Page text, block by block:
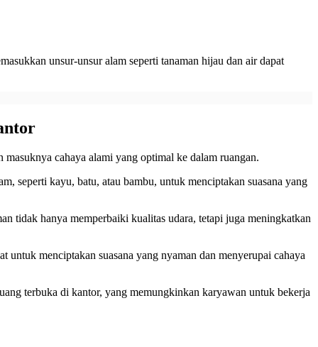
unsur-unsur alam seperti tanaman hijau dan air dapat
cahaya alami yang optimal ke dalam ruangan.
seperti kayu, batu, atau bambu, untuk menciptakan suasana yang
tidak hanya memperbaiki kualitas udara, tetapi juga meningkatkan
untuk menciptakan suasana yang nyaman dan menyerupai cahaya
terbuka di kantor, yang memungkinkan karyawan untuk bekerja